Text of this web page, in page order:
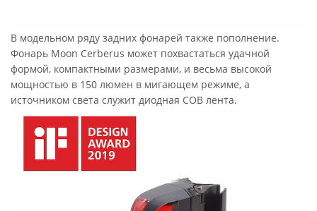
В модельном ряду задних фонарей также пополнение.
Фонарь Moon Cerberus может похвастаться удачной
формой, компактными размерами, и весьма высокой
мощностью в 150 люмен в мигающем режиме, а
источником света служит диодная COB лента.